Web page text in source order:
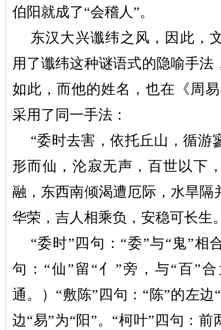
伯阳就成了“会稽人 ”。
东汉大兴谶纬之风，因此，
用了谶纬这种谜语式的隐喻手法
如此，而他的姓名，也在《周
采用了同一手法：
“委时去害，依托丘山，循游
形而仙，沦寂无声，百世以下
融，东西南倾渴遭厄际，水旱隔
华荣，吉人相乘负，安稳可长生
“委时”四句： “委”与“ 鬼”相
句： “仙”留 “亻 ”旁，与“百”
通。） “敷陈”四句： “陈”的左边“
边“易”为“阳 ”。 “柯叶”四句：前